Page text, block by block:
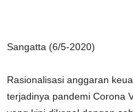
Sangatta (6/5-2020)
Rasionalisasi anggaran
terjadinya pandemi Corona